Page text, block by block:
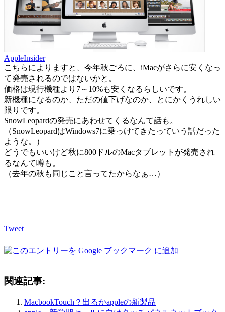
AppleInsider
こちらによりますと、今年秋ごろに、iMacがさらに安くなっ
て発売されるのではないかと。
価格は現行機種より7～10%も安くなるらしいです。
新機種になるのか、ただの値下げなのか、とにかくうれしい
限りです。
SnowLeopardの発売にあわせてくるなんて話も。
（SnowLeopardはWindows7に乗っけてきたっていう話だった
ような。）
どうでもいいけど秋に800ドルのMacタブレットが発売され
るなんて噂も。
（去年の秋も同じこと言ってたからなぁ…）
Tweet
関連記事:
MacbookTouch？出るかappleの新製品